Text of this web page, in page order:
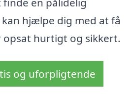
hjælpe dig med at få
hurtigt og sikkert.
og uforpligtende